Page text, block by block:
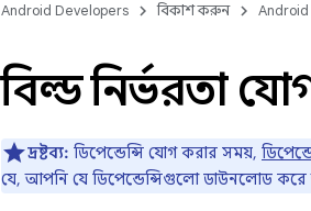
Android Developers বিকাশ করুন
বিল্ড নির্ভরতা
দ্রষ্টব্য: ডিপেন্ডেন্সি যোগ করার সময়,
যে, আপনি যে ডিপেন্ডেন্সিগুলো ডাউনলোড করে